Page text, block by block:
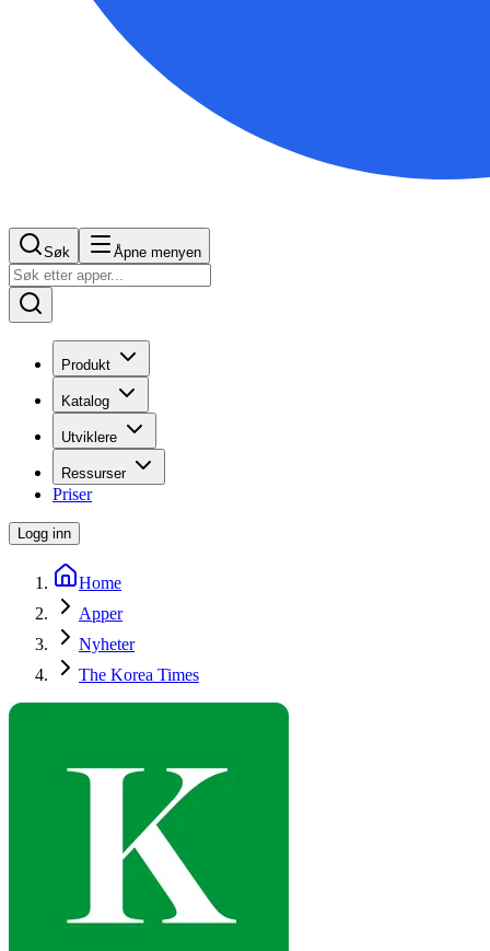
Søk Åpne menyen
Produkt
Katalog
Utviklere
Ressurser
Priser
Logg inn
Home
Apper
Nyheter
The Korea Times